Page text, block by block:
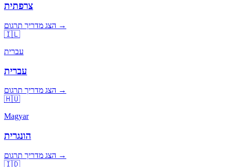
צרפתית
הצג מדריך תרגום →
🇮🇱
עברית
עברית
הצג מדריך תרגום →
🇭🇺
Magyar
הונגרית
הצג מדריך תרגום →
🇮🇩